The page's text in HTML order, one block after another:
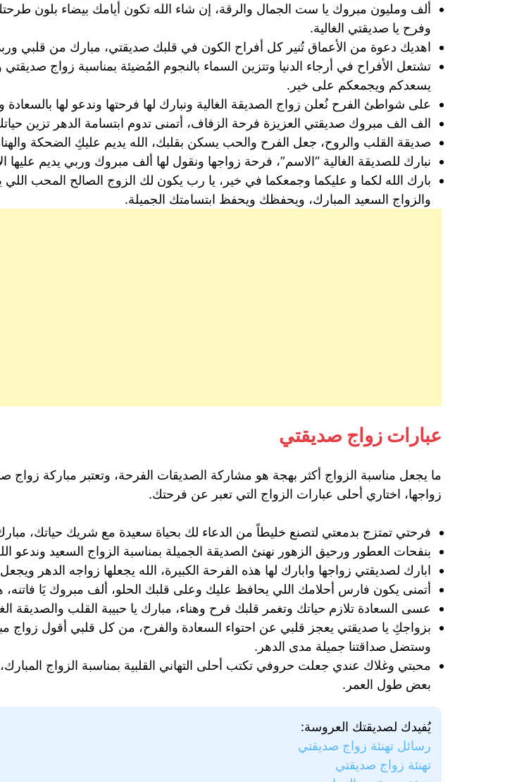
ألف ومليون مبروك يا ست الجمال والرقة، إن شاء الله تكون أيامك بيضاء بلون
وفرح يا صديقتي الغالية.
اهديك دعوة من الأعماق تُنير كل أفراح الكون في قلبك صديقتي، مبارك من قلبي
تشتعل الأفراح في أرجاء الدنيا وتتزين السماء بالنجوم المُضيئة بمناسبة زواج
يسعدكم ويجمعكم على خير.
على شواطئ الفرح نُعلن زواج الصديقة الغالية ونبارك لها فرحتها وندعو لها
الف الف مبروك صديقتي العزيزة فرحة الزفاف، أتمنى تدوم ابتسامة الدهر تزين
صديقة القلب والروح، جعل الفرح والحب يسكن بقلبك، الله يديم عليكِ الضحكة والهناء ونقول ألف
نبارك للصديقة الغالية “الاسم”، فرحة زواجها ونقول لها ألف مبروك وربي يديم
بارك الله لكما و عليكما وجمعكما في خير، يا رب يكون لك الزوج الصالح المحب
والزواج السعيد المبارك، ويحفظك ويحفظ ابتسامتك الجميلة.
عبارات زواج صديقتي
ما يجعل مناسبة الزواج أكثر بهجة هو مشاركة الصديقات الفرحة، وتعتبر مباركة
زواجها، اختاري أحلى عبارات الزواج التي تعبر عن فرحتك.
فرحتي تمتزج بدمعتي لتصنع خليطاً من الدعاء لك بحياة سعيدة مع شريك حياتك، مبارك‬⁩ ⁦‪زواجك‬⁩ حبيبتي وصديقتي
بنفحات العطور ورحيق الزهور نهنئ الصديقة الجميلة بمناسبة الزواج السعيد وندعو
ابارك لصديقتي ⁦‪زواجها‬⁩ ⁦‪وابارك‬⁩ لها هذه الفرحة الكبيرة، الله يجعلها زواجه الدهر ويجعل في سعادتك سعادته ويديم حبكم للأبد.
أتمنى يكون فارس أحلامك اللي يحافظ عليك وعلى قلبك الحلو، ألف مبروك يَا
عسى السعادة تلازم حياتك وتغمر قلبك فرح وهناء، مبارك يا حبيبة القلب والصديقة
بزواجكِ يا صديقتي‬⁩ يعجز قلبي عن احتواء السعادة‬⁩ والفرح، من كل قلبي أقول زواج
وستضل صداقتنا جميلة مدى الدهر.
محبتي وغلاك عندي جعلت حروفي تكتب أحلى التهاني القلبية بمناسبة الزواج
بعض طول العمر.
يُفيدك لصديقتك العروسة:
رسائل تهنئة زواج صديقتي
تهنئة زواج صديقتي